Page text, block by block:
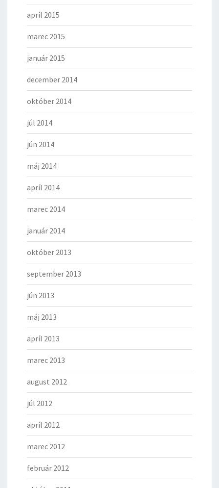
apríl 2015
marec 2015
január 2015
december 2014
október 2014
júl 2014
jún 2014
máj 2014
apríl 2014
marec 2014
január 2014
október 2013
september 2013
jún 2013
máj 2013
apríl 2013
marec 2013
august 2012
júl 2012
apríl 2012
marec 2012
február 2012